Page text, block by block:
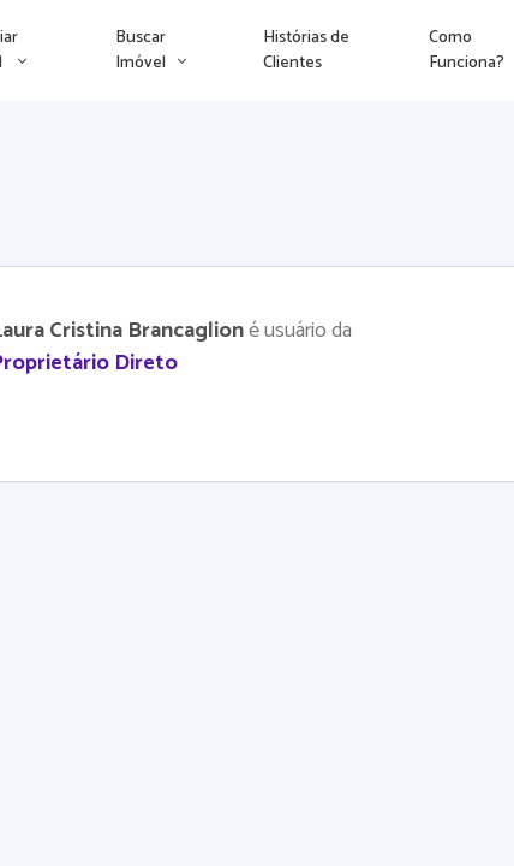
Buscar
Imóvel
Histórias de
Clientes
Como
Funciona?
Cristina Brancaglioné usuário da
Direto